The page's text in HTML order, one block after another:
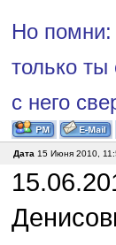
Но помни:
только
с него
Дата 15 Июня 2010,